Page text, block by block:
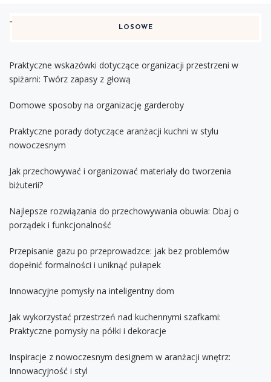
LOSOWE
Praktyczne wskazówki dotyczące organizacji przestrzeni w
spiżarni: Twórz zapasy z głową
Domowe sposoby na organizację garderoby
Praktyczne porady dotyczące aranżacji kuchni w stylu
nowoczesnym
Jak przechowywać i organizować materiały do tworzenia
biżuterii?
Najlepsze rozwiązania do przechowywania obuwia: Dbaj o
porządek i funkcjonalność
Przepisanie gazu po przeprowadzce: jak bez problemów
dopełnić formalności i uniknąć pułapek
Innowacyjne pomysły na inteligentny dom
Jak wykorzystać przestrzeń nad kuchennymi szafkami:
Praktyczne pomysły na półki i dekoracje
Inspiracje z nowoczesnym designem w aranżacji wnętrz:
Innowacyjność i styl